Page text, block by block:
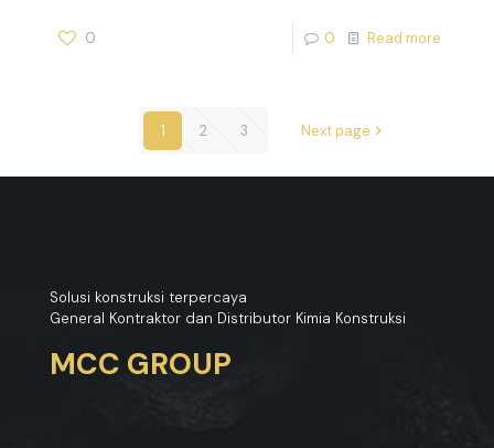
0 0 Read more
1 2 3 Next page
Solusi konstruksi terpercaya
General Kontraktor dan Distributor Kimia Konstruksi
MCC GROUP